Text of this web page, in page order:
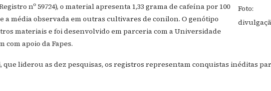
Foto:
nº 59724), o material apresenta 1,33 grama de cafeína por 100
a média observada em outras cultivares de conilon. O genótipo
materiais e foi desenvolvido em parceria com a Universidade
com apoio da Fapes.
liderou as dez pesquisas, os registros representam conquistas inéditas